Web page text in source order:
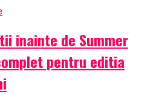
inainte de Summer
pentru editia